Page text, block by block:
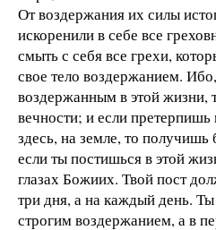
От воздержания их силы
искоренили в себе все
смыть с себя все грехи,
свое тело воздержанием.
воздержанным в этой жизни,
вечности; и если
здесь, на земле, то
если ты постишься в этой
глазах Божиих. Твой пост
три дня, а на каждый день.
строгим воздержанием, а в